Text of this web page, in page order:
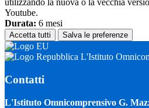
utilizzando la nuova o la vecchia
Youtube.
Durata: 6 mesi
Accetta tutti Salva le preferenze
L'Istituto
Contatti
L'Istituto Omnicomprensivo G.